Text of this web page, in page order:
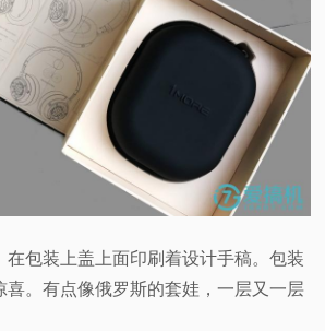
在包装上盖上面印刷着设计手稿。包装
喜。有点像俄罗斯的套娃，一层又一层